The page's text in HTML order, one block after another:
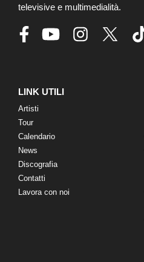
televisive e multimedialità.
LINK UTILI
Artisti
Tour
Calendario
News
Discografia
Contatti
Lavora con noi